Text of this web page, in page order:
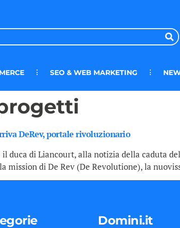
SEO & WEB MARKETING
DeRev, portale rivoluzionario
duca di Liancourt, alla notizia della caduta
mission di De Rev (De Revolutione), la
Domini.it